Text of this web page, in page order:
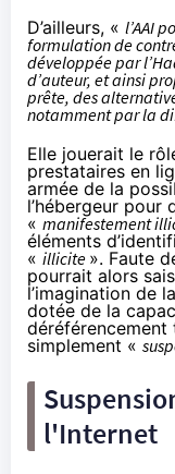
D’ailleurs, « l’AAI
formulation de
développée par l’
d’auteur, et ainsi
prête, des
notamment par la
Elle jouerait le
prestataires en
armée de la
l’hébergeur pour
« manifestement
éléments
« illicite ». Faute
pourrait alors
l’imagination de
dotée de la
déréférencement
simplement «
l'Internet